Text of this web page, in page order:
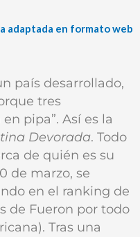
adaptada en formato web
país desarrollado,
tres
pipa”. Así es la
Devorada. Todo
de quién es su
de marzo, se
en el ranking de
de Fueron por todo
Tras una